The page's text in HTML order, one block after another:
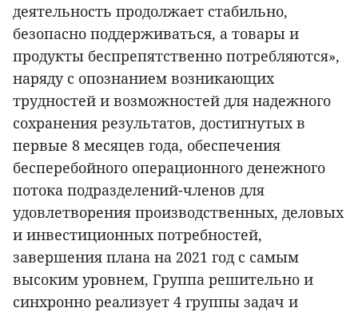
деятельность продолжает стабильно,
безопасно поддерживаться, а товары и
продукты беспрепятственно потребляются»,
наряду с опознанием возникающих
трудностей и возможностей для надежного
сохранения результатов, достигнутых в
первые 8 месяцев года, обеспечения
бесперебойного операционного денежного
потока подразделений-членов для
удовлетворения производственных, деловых
и инвестиционных потребностей,
завершения плана на 2021 год с самым
высоким уровнем, Группа решительно и
синхронно реализует 4 группы задач и